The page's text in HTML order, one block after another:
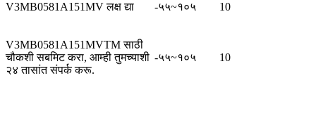
V3MB0581A151MV लक्ष द्या -५५~१०५ 10
V3MB0581A151MVTM साठी
चौकशी सबमिट करा, आम्ही तुमच्याशी
२४ तासांत संपर्क करू.
-५५~१०५ 10